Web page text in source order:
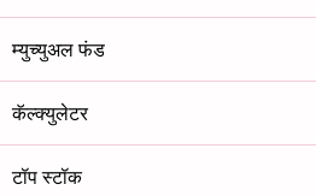
म्युच्युअल फंड
कॅल्क्युलेटर
टॉप स्टॉक